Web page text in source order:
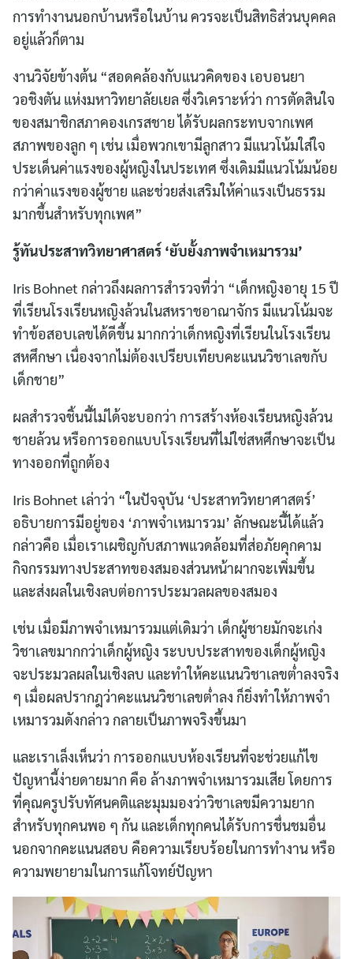
การทำงานนอกบ้านหรือในบ้าน ควรจะเป็นสิทธิส่วนบุคคล
อยู่แล้วก็ตาม
งานวิจัยข้างต้น “สอดคล้องกับแนวคิดของ เอบอนยา
วอชิงตัน แห่งมหาวิทยาลัยเยล ซึ่งวิเคราะห์ว่า การตัดสินใจ
ของสมาชิกสภาคองเกรสชาย ได้รับผลกระทบจากเพศ
สภาพของลูก ๆ เช่น เมื่อพวกเขามีลูกสาว มีแนวโน้มใส่ใจ
ประเด็นค่าแรงของผู้หญิงในประเทศ ซึ่งเดิมมีแนวโน้มน้อย
กว่าค่าแรงของผู้ชาย และช่วยส่งเสริมให้ค่าแรงเป็นธรรม
มากขึ้นสำหรับทุกเพศ”
รู้ทันประสาทวิทยาศาสตร์ ‘ยับยั้งภาพจำเหมารวม’
Iris Bohnet กล่าวถึงผลการสำรวจที่ว่า “เด็กหญิงอายุ 15 ปี
ที่เรียนโรงเรียนหญิงล้วนในสหราชอาณาจักร มีแนวโน้มจะ
ทำข้อสอบเลขได้ดีขึ้น มากกว่าเด็กหญิงที่เรียนในโรงเรียน
สหศึกษา เนื่องจากไม่ต้องเปรียบเทียบคะแนนวิชาเลขกับ
เด็กชาย”
ผลสำรวจชิ้นนี้ไม่ได้จะบอกว่า การสร้างห้องเรียนหญิงล้วน
ชายล้วน หรือการออกแบบโรงเรียนที่ไม่ใช่สหศึกษาจะเป็น
ทางออกที่ถูกต้อง
Iris Bohnet เล่าว่า “ในปัจจุบัน ‘ประสาทวิทยาศาสตร์’
อธิบายการมีอยู่ของ ‘ภาพจำเหมารวม’ ลักษณะนี้ได้แล้ว
กล่าวคือ เมื่อเราเผชิญกับสภาพแวดล้อมที่ส่อภัยคุกคาม
กิจกรรมทางประสาทของสมองส่วนหน้าผากจะเพิ่มขึ้น
และส่งผลในเชิงลบต่อการประมวลผลของสมอง
เช่น เมื่อมีภาพจำเหมารวมแต่เดิมว่า เด็กผู้ชายมักจะเก่ง
วิชาเลขมากกว่าเด็กผู้หญิง ระบบประสาทของเด็กผู้หญิง
จะประมวลผลในเชิงลบ และทำให้คะแนนวิชาเลขต่ำลงจริง
ๆ เมื่อผลปรากฎว่าคะแนนวิชาเลขต่ำลง ก็ยิ่งทำให้ภาพจำ
เหมารวมดังกล่าว กลายเป็นภาพจริงขึ้นมา
และเราเล็งเห็นว่า การออกแบบห้องเรียนที่จะช่วยแก้ไข
ปัญหานี้ง่ายดายมาก คือ ล้างภาพจำเหมารวมเสีย โดยการ
ที่คุณครูปรับทัศนคติและมุมมองว่าวิชาเลขมีความยาก
สำหรับทุกคนพอ ๆ กัน และเด็กทุกคนได้รับการชื่นชมอื่น
นอกจากคะแนนสอบ คือความเรียบร้อยในการทำงาน หรือ
ความพยายามในการแก้โจทย์ปัญหา